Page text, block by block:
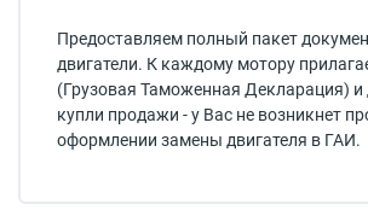
Предоставляем полный пакет
двигатели. К каждому мотору
(Грузовая Таможенная Декларация) и
купли продажи - у Вас не возникнет
оформлении замены двигателя в ГАИ.